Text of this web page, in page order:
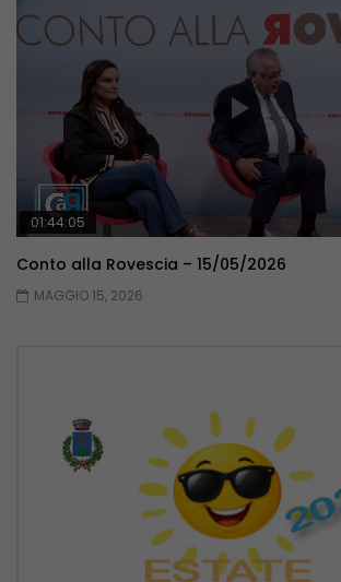
01:44:05
Conto alla Rovescia – 15/05/2026
MAGGIO 15, 2026